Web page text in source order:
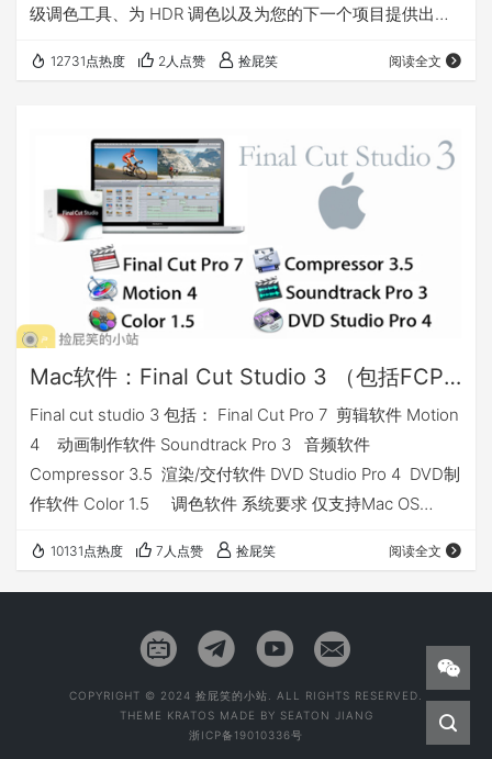
级调色工具、为 HDR 调色以及为您的下一个项目提供出色
DaVinci Resolve Mini Panel、内容交付、色彩管理。 每个
12731点热度 2人点赞 捡屁笑 阅读全文
Mac软件：Final Cut Studio 3 （包括FCP7）_But 这都9102年了啊
Final cut studio 3 包括： Final Cut Pro 7 剪辑软件 Motion
4 动画制作软件 Soundtrack Pro 3 音频软件
Compressor 3.5 渲染/交付软件 DVD Studio Pro 4 DVD制
作软件 Color 1.5 调色软件 系统要求 仅支持Mac OS
如果只是想使用FCP7，可以仅安装DVD1 问个问题：FCP7
到底好在哪里？留言告诉我吧? 下载地址 密码:…
10131点热度 7人点赞 捡屁笑 阅读全文
COPYRIGHT © 2024 捡屁笑的小站. ALL RIGHTS RESERVED.
THEME KRATOS MADE BY SEATON JIANG
浙ICP备19010336号